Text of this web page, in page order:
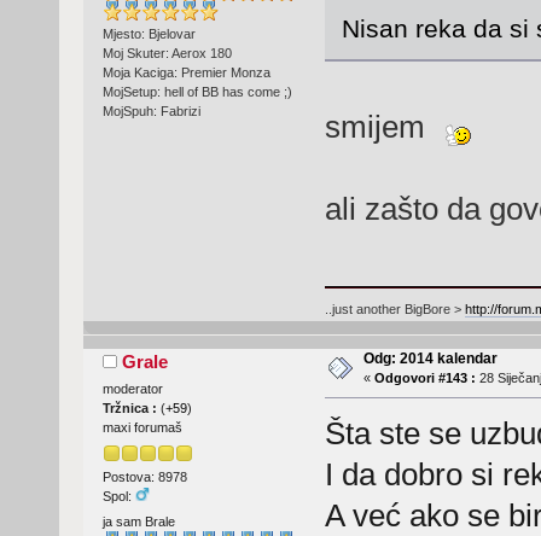
Mjesto: Bjelovar
Moj Skuter: Aerox 180
Moja Kaciga: Premier Monza
MojSetup: hell of BB has come ;)
MojSpuh: Fabrizi
Nisan reka da
smijem
ali zašto da
..just another BigBore > http://
Grale
moderator
Tržnica : (+59)
maxi forumaš
Postova: 8978
Spol:
ja sam Brale
Odg: 2014 kalendar
« Odgovori #143 : 28
Šta ste se
I da dobro si
A već ako se